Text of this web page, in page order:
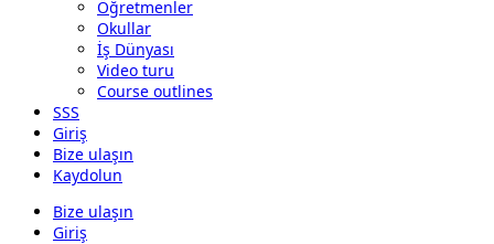
Öğretmenler
Okullar
İş Dünyası
Video turu
Course outlines
SSS
Giriş
Bize ulaşın
Kaydolun
Bize ulaşın
Giriş